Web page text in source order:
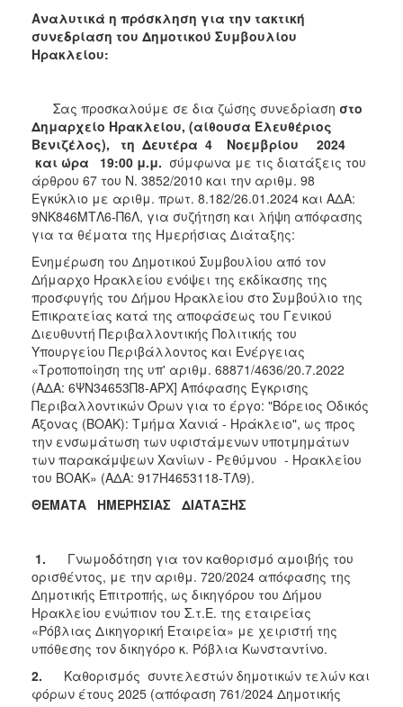
ΑΝΘΕΚΤΙΚΗ
ΠΟΛΗ
Αναλυτικά η πρόσκληση για την τακτική
συνεδρίαση του Δημοτικού Συμβουλίου
Ηρακλείου:
Σας προσκαλούμε σε δια ζώσης συνεδρίαση στο
Δημαρχείο Ηρακλείου, (αίθουσα Ελευθέριος
Βενιζέλος), τη Δευτέρα 4 Νοεμβρίου 2024
και ώρα
19:00 μ.μ. σύμφωνα με τις διατάξεις του
άρθρου 67 του Ν. 3852/2010 και την αριθμ. 98
Εγκύκλιο με αριθμ. πρωτ. 8.182/26.01.2024 και ΑΔΑ:
9ΝΚ846ΜΤΛ6-Π6Λ, για συζήτηση και λήψη απόφασης
για τα θέματα της Ημερήσιας Διάταξης:
Ενημέρωση του Δημοτικού Συμβουλίου από τον
Δήμαρχο Ηρακλείου ενόψει της εκδίκασης της
προσφυγής του Δήμου Ηρακλείου στο Συμβούλιο της
Επικρατείας κατά της αποφάσεως του Γενικού
Διευθυντή Περιβαλλοντικής Πολιτικής του
Υπουργείου Περιβάλλοντος και Ενέργειας
«Τροποποίηση της υπ' αριθμ. 68871/4636/20.7.2022
(ΑΔΑ: 6ΨΝ34653Π8-ΑΡΧ] Απόφασης Έγκρισης
Περιβαλλοντικών Όρων για το έργο: "Βόρειος Οδικός
Άξονας (ΒΟΑΚ): Τμήμα Χανιά - Ηράκλειο", ως προς
την ενσωμάτωση των υφιστάμενων υποτμημάτων
των παρακάμψεων Χανίων - Ρεθύμνου - Ηρακλείου
του ΒΟΑΚ» (ΑΔΑ: 917Η4653118-ΤΛ9).
ΘΕΜΑΤΑ ΗΜΕΡΗΣΙΑΣ ΔΙΑΤΑΞΗΣ
1. Γνωμοδότηση για τον καθορισμό αμοιβής του
ορισθέντος, με την αριθμ. 720/2024 απόφασης της
Δημοτικής Επιτροπής, ως δικηγόρου του Δήμου
Ηρακλείου ενώπιον του Σ.τ.Ε. της εταιρείας
«Ρόβλιας Δικηγορική Εταιρεία» με χειριστή της
υπόθεσης τον δικηγόρο κ. Ρόβλια Κωνσταντίνο.
2. Καθορισμός συντελεστών δημοτικών τελών και
φόρων έτους 2025 (απόφαση 761/2024 Δημοτικής